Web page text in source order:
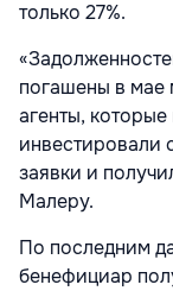
только 27%.
погашены в мае
агенты,
инвестировали
заявки и
Малеру.
По последним
бенефициар